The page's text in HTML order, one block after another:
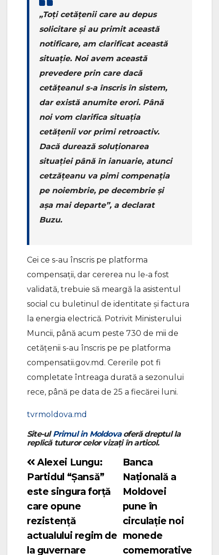
„Toţi cetăţenii care au depus
solicitare şi au primit această
notificare, am clarificat această
situaţie. Noi avem această
prevedere prin care dacă
cetăţeanul s-a înscris în sistem,
dar există anumite erori. Până
noi vom clarifica situaţia
cetăţenii vor primi retroactiv.
Dacă durează soluţionarea
situaţiei până în ianuarie, atunci
cetzăţeanu va pimi compenaţia
pe noiembrie, pe decembrie şi
aşa mai departe”, a declarat
Buzu.
Cei ce s-au înscris pe platforma
compensaţii, dar cererea nu le-a fost
validată, trebuie să meargă la asistentul
social cu buletinul de identitate şi factura
la energia electrică. Potrivit Ministerului
Muncii, până acum peste 730 de mii de
cetăţenii s-au înscris pe pe platforma
compensatii.gov.md. Cererile pot fi
completate întreaga durată a sezonului
rece, până pe data de 25 a fiecărei luni.
tvrmoldova.md
Site-ulPrimul in Moldovaoferă dreptul la
replică tuturor celor vizați în articol.
Navigare
în
Banca
Națională a
Moldovei
pune în
circulație noi
monede
comemorative
Alexei Lungu:
Partidul “Șansă”
este singura forță
care opune
rezistență
actualului regim de
la guvernare